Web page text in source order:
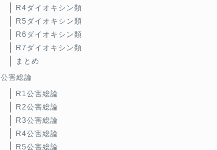
R4ダイオキシン類
R5ダイオキシン類
R6ダイオキシン類
R7ダイオキシン類
まとめ
公害総論
R1公害総論
R2公害総論
R3公害総論
R4公害総論
R5公害総論